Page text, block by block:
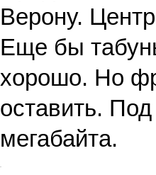
Верону.
Еще бы
хорошо. Но
оставить.
мегабайта.